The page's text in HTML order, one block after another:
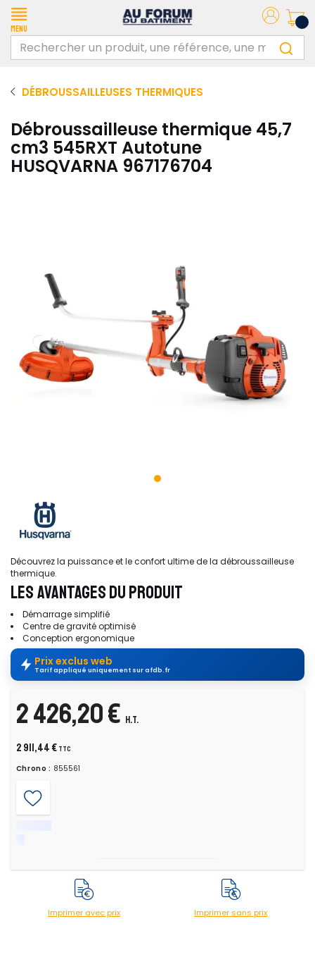
Menu
DÉBROUSSAILLEUSES THERMIQUES
Débroussailleuse thermique 45,7
cm3 545RXT Autotune
HUSQVARNA 967176704
Découvrez la puissance et le confort ultime de la débroussailleuse
thermique.
LES AVANTAGES DU PRODUIT
Démarrage simplifié
Centre de gravité optimisé
Conception ergonomique
Prix exclus web
Tarif appliqué uniquement sur afdb.fr
2 426,20 € H.T.
2 911,44 € TTC
Chrono : 855561
Imprimer avec prix Imprimer sans prix